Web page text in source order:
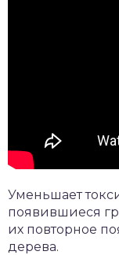
Уменьшает
появившиеся
их повторное
дерева.